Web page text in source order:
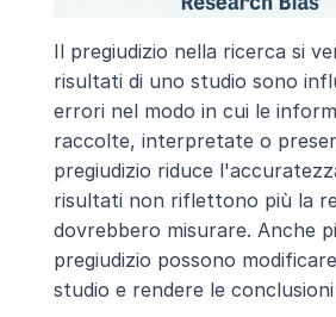
Il pregiudizio nella ricerca si
risultati di uno studio sono
errori nel modo in cui le
raccolte, interpretate o
pregiudizio riduce
risultati non riflettono più la
dovrebbero misurare. Anche
pregiudizio possono
studio e rendere le